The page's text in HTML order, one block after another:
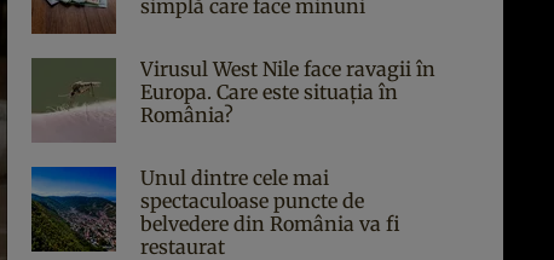
simplă care face minuni
Virusul West Nile face ravagii în
Europa. Care este situația în
România?
Unul dintre cele mai
spectaculoase puncte de
belvedere din România va fi
restaurat